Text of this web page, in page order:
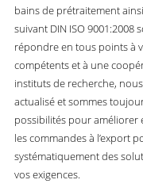
bains de prétraitement
suivant DIN ISO
répondre en tous points à
compétents et à une
instituts de recherche,
actualisé et sommes
possibilités pour améliorer
les commandes à l’export
systématiquement des
vos exigences.